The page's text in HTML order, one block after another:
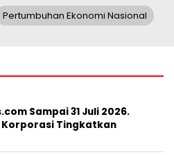
Pertumbuhan Ekonomi Nasional
Sampai 31 Juli 2026.
Korporasi Tingkatkan